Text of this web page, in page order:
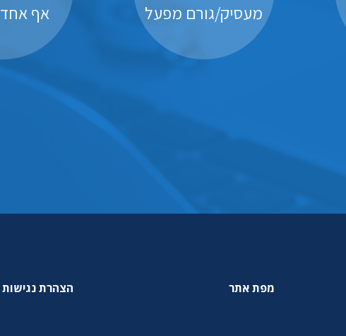
מעסיק/גורם מפעל אף אחד מהנ”ל
מפת אתר הצהרת נגישות